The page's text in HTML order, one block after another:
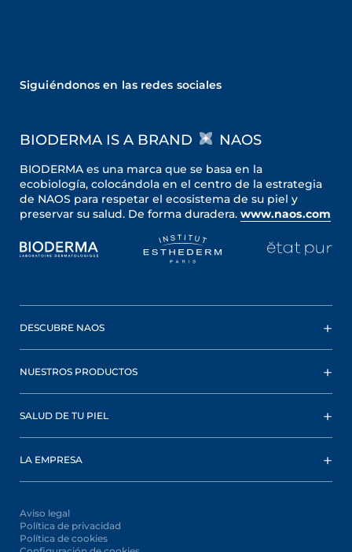
Siguiéndonos en las redes sociales
BIODERMA IS A BRAND NAOS
BIODERMA es una marca que se basa en la
ecobiología, colocándola en el centro de la estrategia
de NAOS para respetar el ecosistema de su piel y
preservar su salud. De forma duradera. www.naos.com
DESCUBRE NAOS
NUESTROS PRODUCTOS
SALUD DE TU PIEL
LA EMPRESA
Aviso legal
Política de privacidad
Política de cookies